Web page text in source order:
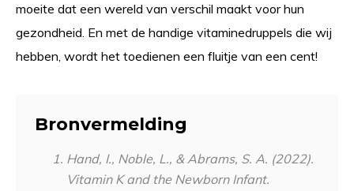
moeite dat een wereld van verschil maakt voor hun
gezondheid. En met de handige vitaminedruppels die wij
hebben, wordt het toedienen een fluitje van een cent!
Bronvermelding
Hand, I., Noble, L., & Abrams, S. A. (2022).
Vitamin K and the Newborn Infant.